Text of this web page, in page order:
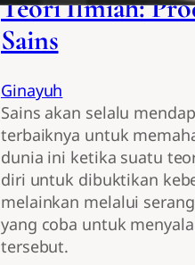
Teori Ilmiah:
Sains
Ginayuh
Sains akan selalu
terbaiknya untuk
dunia ini ketika suatu
diri untuk dibuktikan
melainkan melalui
yang coba untuk
tersebut.